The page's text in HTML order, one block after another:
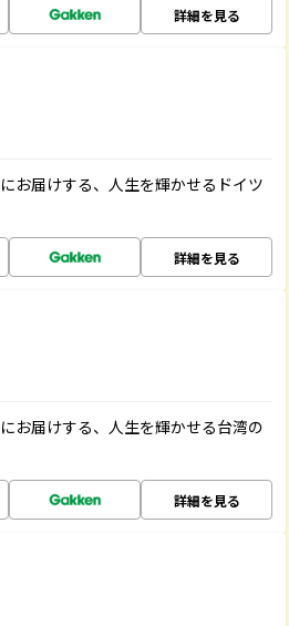
詳細を見る
お届けする、人生を輝かせるドイツ
詳細を見る
お届けする、人生を輝かせる台湾の
詳細を見る